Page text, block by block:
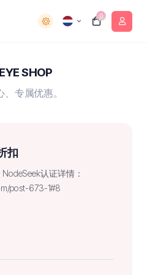
0
SHOP
专属优惠。
扣
认证详情：
post-673-1#8